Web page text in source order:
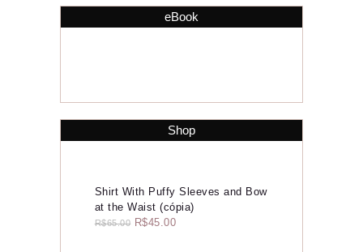
Home
Serviços
Contato
eBook
Shop
Shirt With Puffy Sleeves and Bow
at the Waist (cópia)
R$65.00 R$45.00